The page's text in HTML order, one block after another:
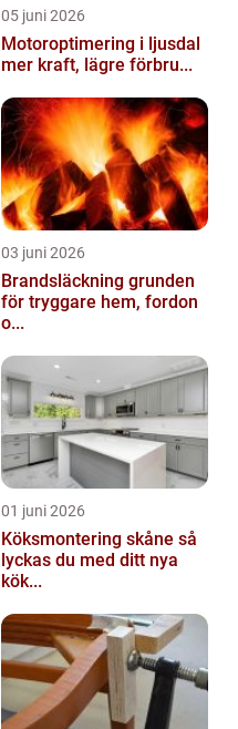
05 juni 2026
Motoroptimering i ljusdal
mer kraft, lägre förbru...
03 juni 2026
Brandsläckning grunden
för tryggare hem, fordon
o...
01 juni 2026
Köksmontering skåne så
lyckas du med ditt nya
kök...